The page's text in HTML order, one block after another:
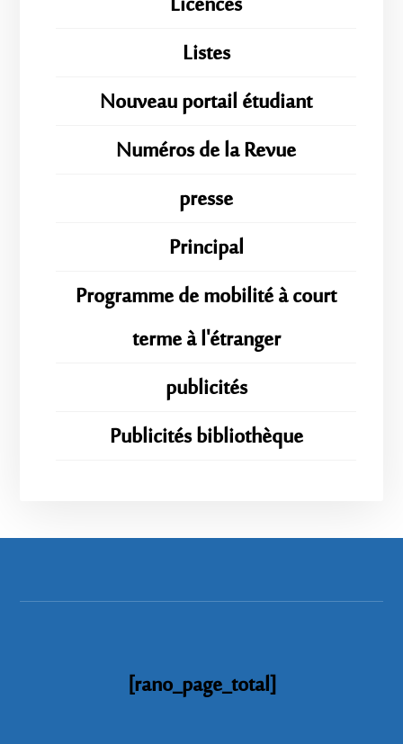
Listes
Nouveau portail étudiant
Numéros de la Revue
presse
Principal
Programme de mobilité à court
terme à l'étranger
publicités
Publicités bibliothèque
[rano_page_total]